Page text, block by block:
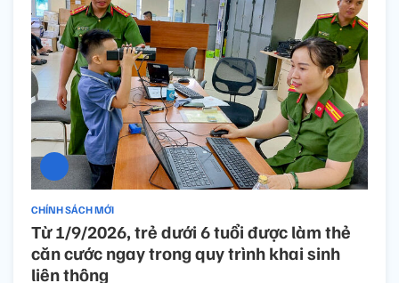
CHÍNH SÁCH MỚI
Từ 1/9/2026, trẻ dưới 6 tuổi được làm thẻ
căn cước ngay trong quy trình khai sinh
liên thông